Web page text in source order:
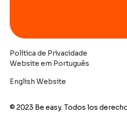
© 2023 Be easy. Todos los
Website em Português
English Website
Política de Privacidade